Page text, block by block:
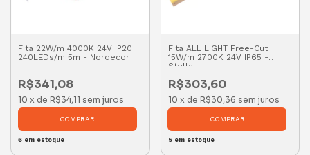
Fita 22W/m 4000K 24V IP20
240LEDs/m 5m - Nordecor
R$341,08
10 x de R$34,11 sem juros
6 em estoque
Fita ALL LIGHT Free-Cut
15W/m 2700K 24V IP65 -
Stella
R$303,60
10 x de R$30,36 sem juros
5em estoque